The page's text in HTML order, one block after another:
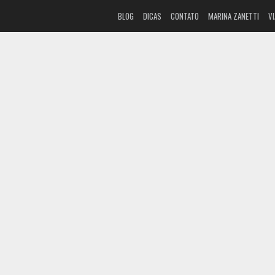
BLOG DICAS CONTATO MARINA ZANETTI